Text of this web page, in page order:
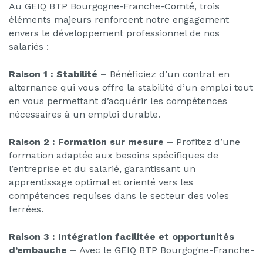
Au GEIQ BTP Bourgogne-Franche-Comté, trois
éléments majeurs renforcent notre engagement
envers le développement professionnel de nos
salariés :
Raison 1 : Stabilité – Bénéficiez d’un contrat en
alternance qui vous offre la stabilité d’un emploi tout
en vous permettant d’acquérir les compétences
nécessaires à un emploi durable.
Raison 2 : Formation sur mesure – Profitez d’une
formation adaptée aux besoins spécifiques de
l’entreprise et du salarié, garantissant un
apprentissage optimal et orienté vers les
compétences requises dans le secteur des voies
ferrées.
Raison 3 : Intégration facilitée et opportunités
d’embauche – Avec le GEIQ BTP Bourgogne-Franche-